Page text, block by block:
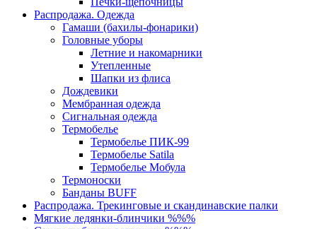
Распродажа. Одежда
Гамаши (бахилы-фонарики)
Головные уборы
Летние и накомарники
Утепленные
Шапки из флиса
Дождевики
Мембранная одежда
Сигнальная одежда
Термобелье
Термобелье ПИК-99
Термобелье Satila
Термобелье Мобула
Термоноски
Банданы BUFF
Распродажа. Трекинговые и скандинавские палки
Мягкие ледянки-блинчики %%%